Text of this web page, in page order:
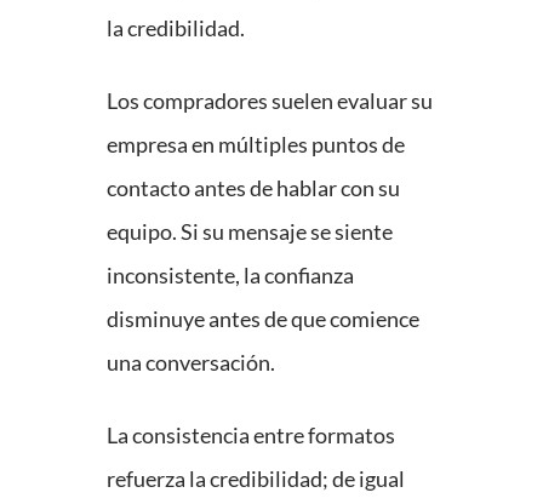
la credibilidad.
Los compradores suelen evaluar su
empresa en múltiples puntos de
contacto antes de hablar con su
equipo. Si su mensaje se siente
inconsistente, la confianza
disminuye antes de que comience
una conversación.
La consistencia entre formatos
refuerza la credibilidad; de igual